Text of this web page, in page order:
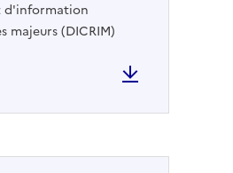
d'information
majeurs (DICRIM)